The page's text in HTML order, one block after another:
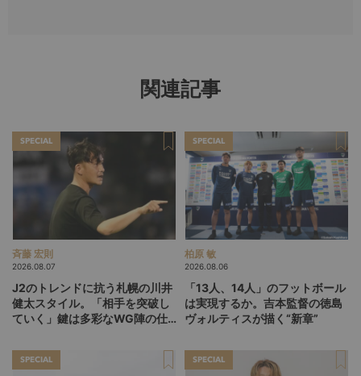
関連記事
SPECIAL
斉藤 宏則
2026.08.07
J2のトレンドに抗う札幌の川井
健太スタイル。「相手を突破し
ていく」鍵は多彩なWG陣の仕
SPECIAL
柏原 敏
2026.08.06
「13人、14人」のフットボール
は実現するか。吉本監督の徳島
ヴォルティスが描く“新章”
SPECIAL SPECIAL